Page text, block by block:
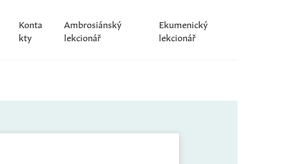
Konta
kty
Ambrosiánský
lekcionář
Ekumenický
lekcionář